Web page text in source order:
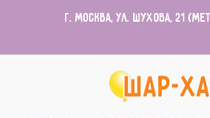
г. Москва, ул. Шухова, 21